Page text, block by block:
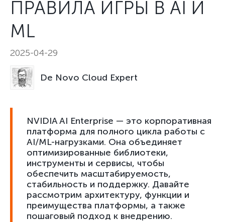
ПРАВИЛА ИГРЫ В AI И
ML
2025-04-29
De Novo Cloud Expert
NVIDIA AI Enterprise — это корпоративная
платформа для полного цикла работы с
AI/ML-нагрузками. Она объединяет
оптимизированные библиотеки,
инструменты и сервисы, чтобы
обеспечить масштабируемость,
стабильность и поддержку. Давайте
рассмотрим архитектуру, функции и
преимущества платформы, а также
пошаговый подход к внедрению.